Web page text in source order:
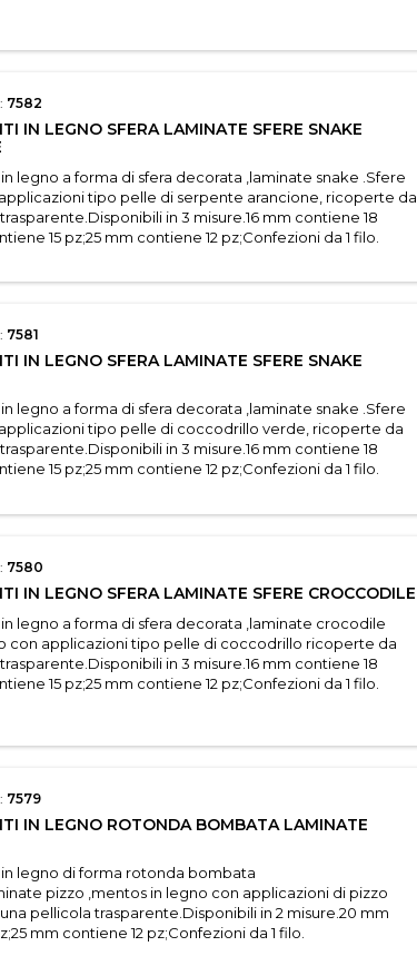
7582
IN LEGNO SFERA LAMINATE SFERE SNAKE
legno a forma di sfera decorata ,laminate snake .Sfere
tipo pelle di serpente arancione, ricoperte da
in 3 misure.16 mm contiene 18
15 pz;25 mm contiene 12 pz;Confezioni da 1 filo.
7581
IN LEGNO SFERA LAMINATE SFERE SNAKE
legno a forma di sfera decorata ,laminate snake .Sfere
tipo pelle di coccodrillo verde, ricoperte da
in 3 misure.16 mm contiene 18
15 pz;25 mm contiene 12 pz;Confezioni da 1 filo.
7580
IN LEGNO SFERA LAMINATE SFERE CROCCODILE
legno a forma di sfera decorata ,laminate crocodile
con applicazioni tipo pelle di coccodrillo ricoperte da
in 3 misure.16 mm contiene 18
15 pz;25 mm contiene 12 pz;Confezioni da 1 filo.
7579
IN LEGNO ROTONDA BOMBATA LAMINATE
legno di forma rotonda bombata
pizzo ,mentos in legno con applicazioni di pizzo
pellicola trasparente.Disponibili in 2 misure.20 mm
mm contiene 12 pz;Confezioni da 1 filo.